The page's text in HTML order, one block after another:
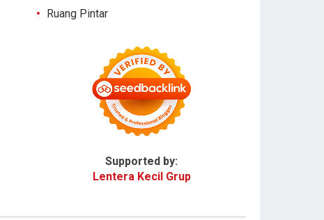
Ruang Pintar
Supported by:
Lentera Kecil Grup